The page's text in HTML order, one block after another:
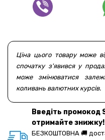
Ціна цього товару може
спочатку з'явився у
може змінюватися
коливань валютних курсів.
Введіть промокод
отримайте знижку!
БЕЗКОШТОВНА 🚚